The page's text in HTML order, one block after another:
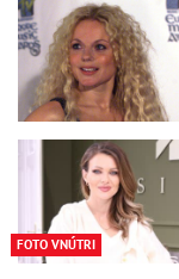
FOTO VNÚTRI